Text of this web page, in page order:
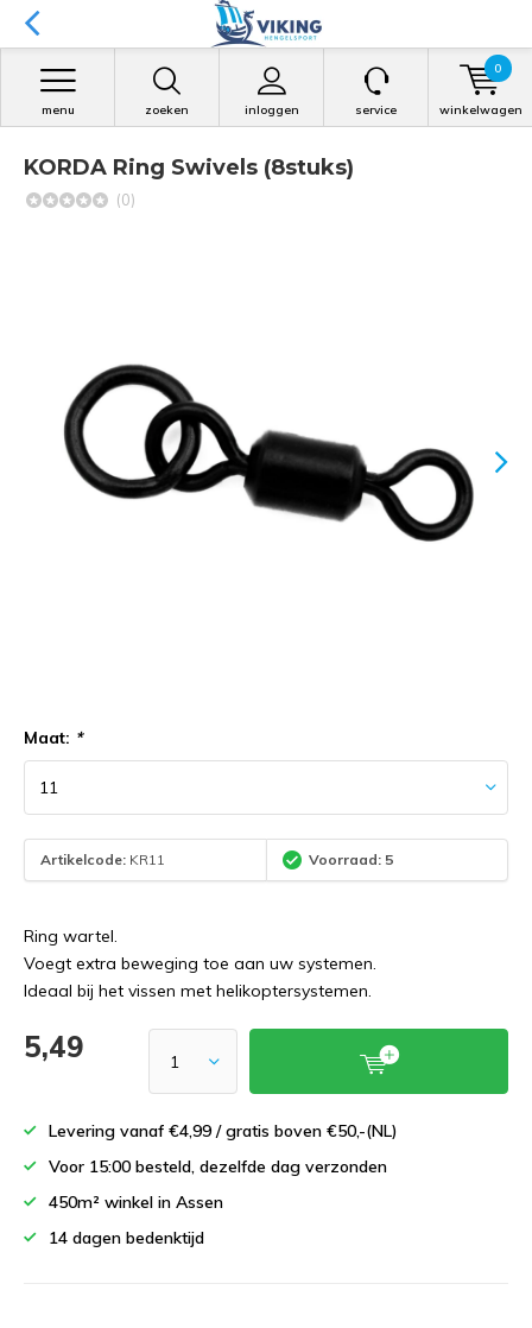
zoeken inloggen
menu service winkelwagen
0
KORDA Ring Swivels (8stuks)
(0)
Maat: *
Artikelcode: KR11 Voorraad: 5
Ring wartel.
Voegt extra beweging toe aan uw systemen.
Ideaal bij het vissen met helikoptersystemen.
5,49
Levering vanaf €4,99 / gratis boven €50,-(NL)
Voor 15:00 besteld, dezelfde dag verzonden
450m² winkel in Assen
14 dagen bedenktijd